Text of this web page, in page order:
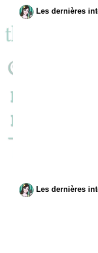
Les dernières
Les dernières